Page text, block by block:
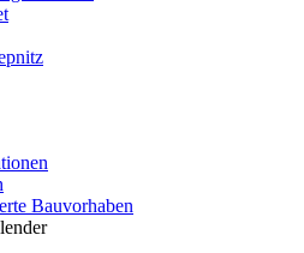
Bauvorhaben